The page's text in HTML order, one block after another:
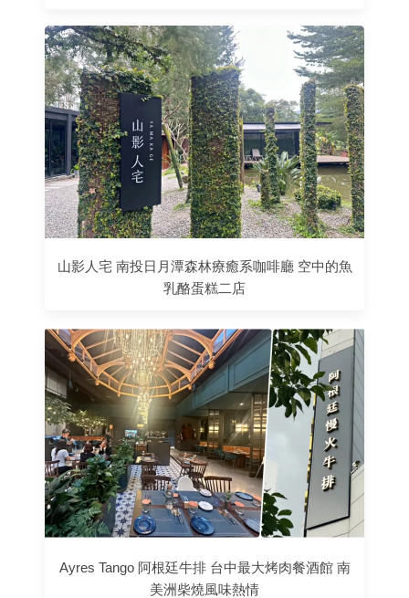
山影人宅 南投日月潭森林療癒系咖啡廳 空中的魚
乳酪蛋糕二店
Ayres Tango 阿根廷牛排 台中最大烤肉餐酒館 南
美洲柴燒風味熱情